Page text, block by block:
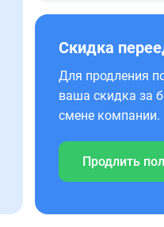
Скидка
Для продления
ваша скидка за
смене компании.
Продлить